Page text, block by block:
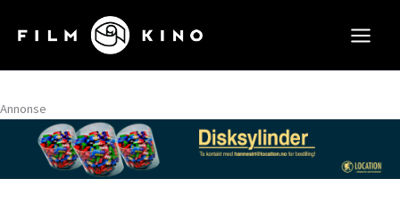
rett
innholdet
Annonse